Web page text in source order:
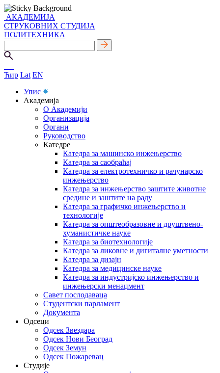
АКАДЕМИЈА
СТРУКОВНИХ СТУДИЈА
ПОЛИТЕХНИКА
Ћир Lat EN
Упис
Академија
О Академији
Организација
Органи
Руководство
Катедре
Катедра за машинско инжењерство
Катедра за саобраћај
Катедра за електротехничко и рачунарско
инжењерство
Катедра за инжењерство заштите животне
средине и заштите на раду
Катедра за графичко инжењерство и
технологије
Катедра за општеобразовне и друштвено-
хуманистичке науке
Катедра за биотехнологије
Катедра за ликовне и дигиталне уметности
Катедра за дизајн
Катедра за медицинске науке
Катедра за индустријско инжењерство и
инжењерски менаџмент
Савет послодаваца
Студентски парламент
Документа
Одсеци
Одсек Звездара
Одсек Нови Београд
Одсек Земун
Одсек Пожаревац
Студије